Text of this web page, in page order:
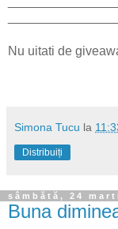
Nu uitati de
Simona Tucu la
Distribuiți
sâmbătă, 24
Buna